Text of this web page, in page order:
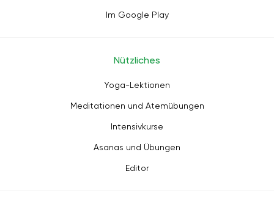
Im Google Play
Nützliches
Yoga-Lektionen
Meditationen und Atemübungen
Intensivkurse
Asanas und Übungen
Editor